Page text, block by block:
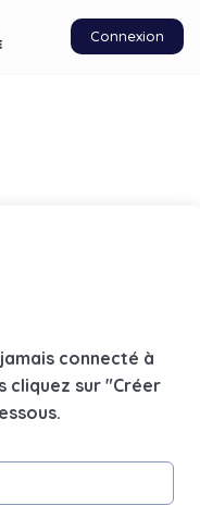
Connexion
connecté à
sur "Créer